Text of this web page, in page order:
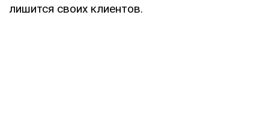
лишится своих клиентов.